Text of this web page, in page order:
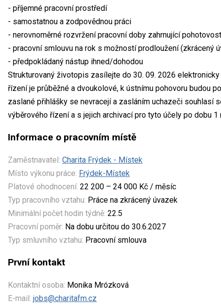
- příjemné pracovní prostředí
- samostatnou a zodpovědnou práci
- nerovnoměrné rozvržení pracovní doby zahrnující
- pracovní smlouvu na rok s možností prodloužení (zkrácený
- předpokládaný nástup ihned/dohodou
Strukturovaný životopis zasílejte do 30. 09. 2026
řízení je průběžné a dvoukolové, k ústnímu pohovoru budou
zaslané přihlášky se nevracejí a zasláním uchazeči souhlasí
výběrového řízení a s jejich archivací pro tyto účely po dobu 1
Informace o pracovním místě
Zaměstnavatel: Charita Frýdek - Místek
Místo výkonu práce: Frýdek-Místek
Platové ohodnocení: 22 200 – 24 000 Kč / měsíc
Typ pracovního vztahu: Práce na zkrácený úvazek
Minimální počet hodin týdně: 22.5
Pracovní poměr: Na dobu určitou do 30.6.2027
Typ smluvního vztahu: Pracovní smlouva
První kontakt
Kontaktní osoba: Monika Mrózková
E-mail: jobs@charitafm.cz